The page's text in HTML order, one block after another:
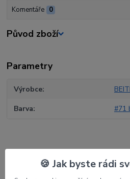
Komentáře 0
Původ zboží
Parametry
Výrobce
Barva #71
Zboží zařazeno v kategoriích
🍪 Jak byste rádi